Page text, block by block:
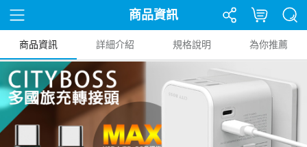
商品資訊
商品資訊 詳細介紹 規格說明 為你推薦